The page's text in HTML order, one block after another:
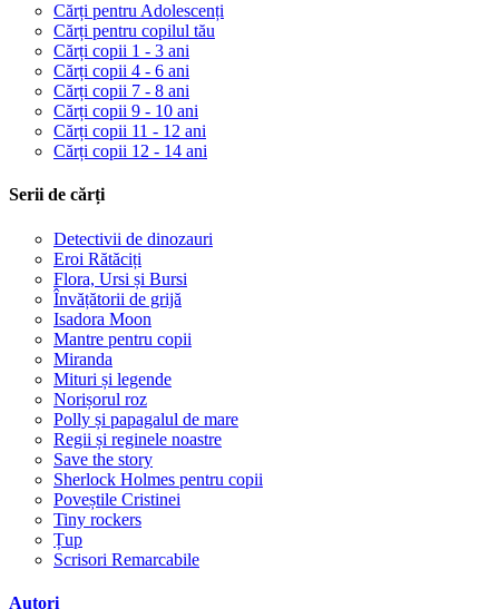
Cărți pentru Adolescenți
Cărți pentru copilul tău
Cărți copii 1 - 3 ani
Cărți copii 4 - 6 ani
Cărți copii 7 - 8 ani
Cărți copii 9 - 10 ani
Cărți copii 11 - 12 ani
Cărți copii 12 - 14 ani
Serii de cărți
Detectivii de dinozauri
Eroi Rătăciți
Flora, Ursi și Bursi
Învățătorii de grijă
Isadora Moon
Mantre pentru copii
Miranda
Mituri și legende
Norișorul roz
Polly și papagalul de mare
Regii și reginele noastre
Save the story
Sherlock Holmes pentru copii
Poveștile Cristinei
Tiny rockers
Țup
Scrisori Remarcabile
Autori